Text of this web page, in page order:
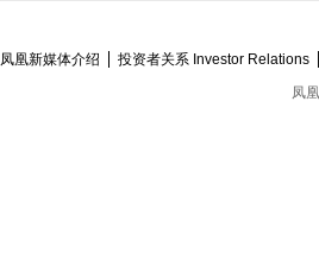
凤凰新媒体介绍 投资者关系 Investor Relations
凤